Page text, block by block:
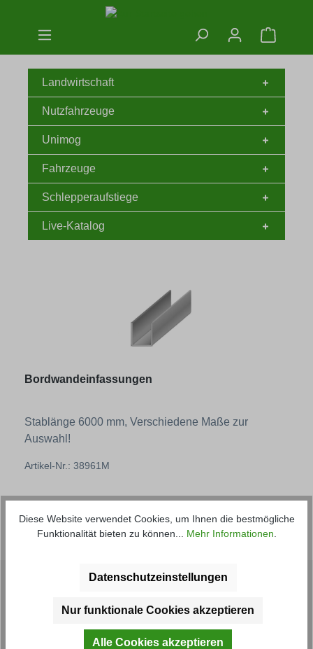
Zum Hauptinhalt springen
Landwirtschaft
Nutzfahrzeuge
Unimog
Fahrzeuge
Schlepperaufstiege
Live-Katalog
Bordwandeinfassungen
Stablänge 6000 mm, Verschiedene Maße zur
Auswahl!
Artikel-Nr.: 38961M
Telefonische Unterstützung und Beratung unter:
08766 93250
Diese Website verwendet Cookies, um Ihnen die bestmögliche
Funktionalität bieten zu können... Mehr Informationen
Datenschutzeinstellungen
Nur funktionale Cookies akzeptieren
Alle Cookies akzeptieren